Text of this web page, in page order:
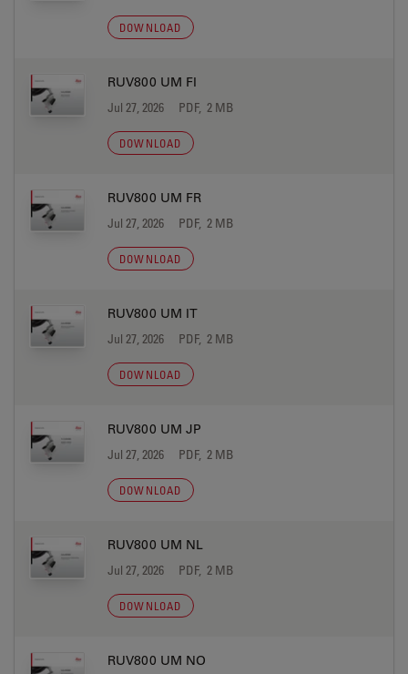
DOWNLOAD
RUV800 UM FI
Jul 27, 2026 PDF, 2 MB
DOWNLOAD
RUV800 UM FR
Jul 27, 2026 PDF, 2 MB
DOWNLOAD
RUV800 UM IT
Jul 27, 2026 PDF, 2 MB
DOWNLOAD
RUV800 UM JP
Jul 27, 2026 PDF, 2 MB
DOWNLOAD
RUV800 UM NL
Jul 27, 2026 PDF, 2 MB
DOWNLOAD
RUV800 UM NO